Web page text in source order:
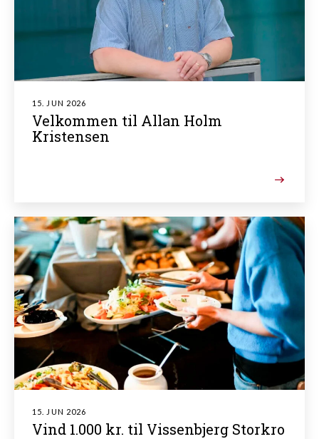
15. JUN 2026
Velkommen til Allan Holm
Kristensen
15. JUN 2026
Vind 1.000 kr. til Vissenbjerg Storkro